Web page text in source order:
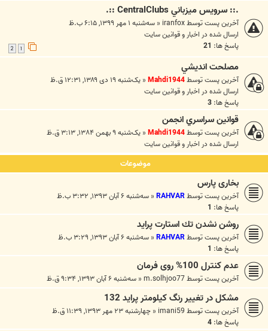
.:: سرويس ميزباني CentralClubs ::.
آخرین پست توسطiranfox
« سه‌شنبه ۱ مهر ۱۳۹۹, ۶:۱۵ ب.ظ
ارسال شده در اخبار و قوانين سايت
پاسخ ها: 21
مصلحت انديشي
آخرین پست توسطMahdi1944
« یک‌شنبه ۱۹ دی ۱۳۸۹, ۱۲:۳۱ ق.ظ
ارسال شده در اخبار و قوانين سايت
پاسخ ها: 3
قوانين سراسري انجمن
آخرین پست توسطMahdi1944
« یک‌شنبه ۹ بهمن ۱۳۸۴, ۳:۱۳ ق.ظ
ارسال شده در اخبار و قوانين سايت
موضوعات
بخاری پارس
آخرین پست توسطRAHVAR
« سه‌شنبه ۶ آبان ۱۳۹۳, ۳:۳۲ ب.ظ
پاسخ ها: 1
روشن نشدن تك استارت پرايد
آخرین پست توسطRAHVAR
« سه‌شنبه ۶ آبان ۱۳۹۳, ۳:۲۹ ب.ظ
پاسخ ها: 1
عدم کنترل 100% روی فرمان
آخرین پست توسطm.solhjoo77
« سه‌شنبه ۶ آبان ۱۳۹۳, ۹:۳۴ ق.ظ
مشکل در تغییر رنگ کیلومتر پراید 132
آخرین پست توسطimani59
« چهارشنبه ۲۳ مهر ۱۳۹۳, ۱۱:۳۹ ق.ظ
پاسخ ها: 4